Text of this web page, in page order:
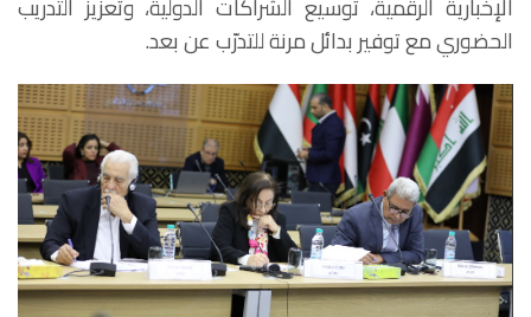
الحضوري مع توفير بدائل مرنة للتدرّب عن بعد.